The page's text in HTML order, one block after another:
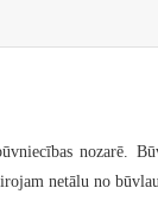
nozarē.
netālu no